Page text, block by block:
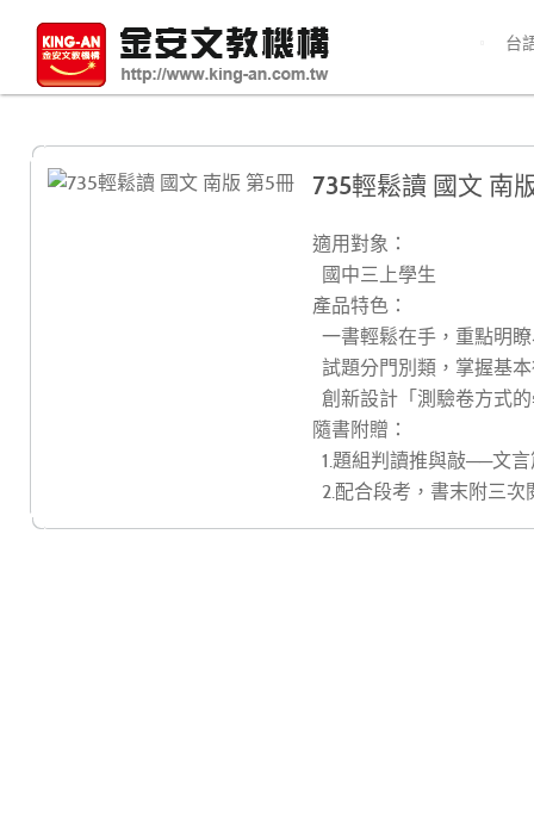
台
735輕鬆讀 國文 南
適用對象：
國中三上學生
產品特色：
一書輕鬆在手，重點明
試題分門別類，掌握基
創新設計「測驗卷方式
隨書附贈：
1.題組判讀推與敲──文
2.配合段考，書末附三次